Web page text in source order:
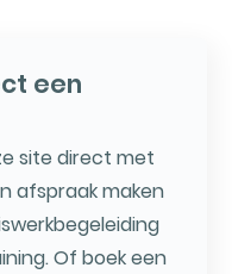
een
site direct met
afspraak maken
Of boek een